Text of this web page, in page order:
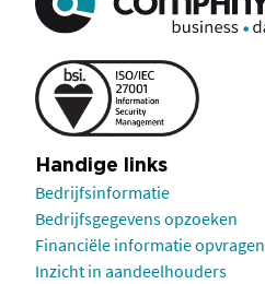
Handige links
Bedrijfsinformatie
Bedrijfsgegevens opzoeken
Financiële informatie opvragen
Inzicht in aandeelhouders